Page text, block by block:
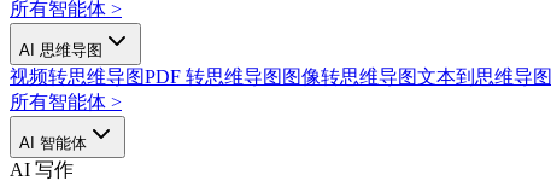
所有智能体 >
AI 思维导图
视频转思维导图PDF 转思维导图 图像转思维导图文本到思维导图
所有智能体 >
AI 智能体
AI 写作